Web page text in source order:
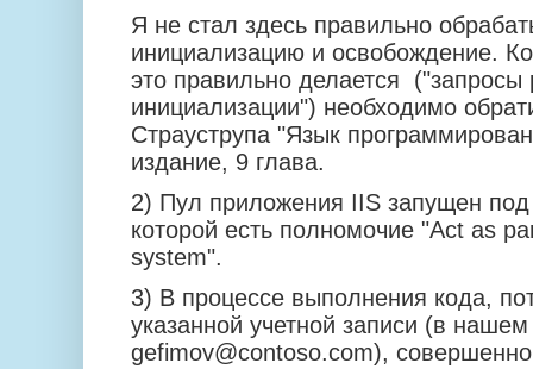
Я не стал здесь правильно
инициализацию и освобождение.
это правильно делается ("запросы
инициализации") необходимо
Страуструпа "Язык
издание, 9 глава.
2) Пул приложения IIS запущен под
которой есть полномочие "Act as
system".
3) В процессе выполнения кода,
указанной учетной записи (в
gefimov@contoso.com),